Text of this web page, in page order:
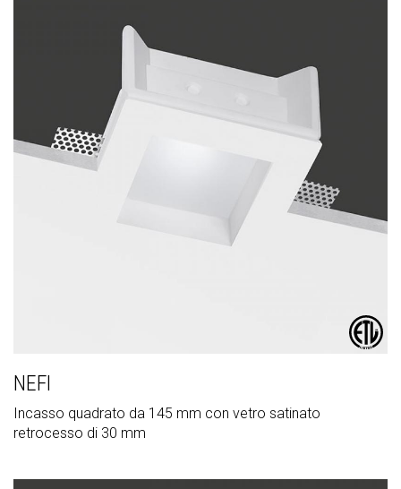
NEFI
Incasso quadrato da 145 mm con vetro satinato
retrocesso di 30 mm